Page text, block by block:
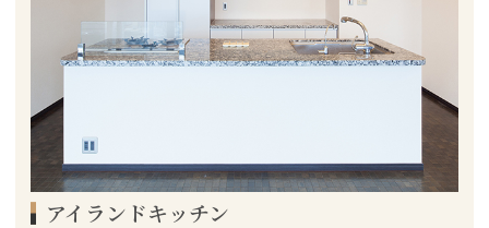
アイランドキッチン